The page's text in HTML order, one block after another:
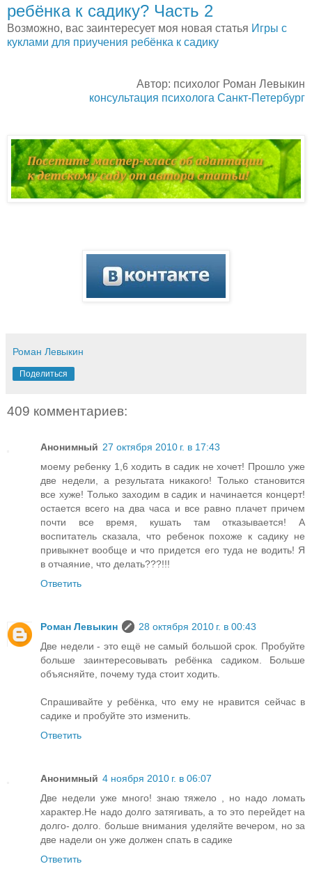
ребёнка к садику? Часть 2
Возможно, вас заинтересует моя новая статья Игры с
куклами для приучения ребёнка к садику
Автор: психолог Роман Левыкин
консультация психолога Санкт-Петербург
Роман Левыкин
Поделиться
409 комментариев:
Анонимный 27 октября 2010 г. в 17:43
моему ребенку 1,6 ходить в садик не хочет! Прошло уже
две недели, а результата никакого! Только становится
все хуже! Только заходим в садик и начинается концерт!
остается всего на два часа и все равно плачет причем
почти все время, кушать там отказывается! А
воспитатель сказала, что ребенок похоже к садику не
привыкнет вообще и что придется его туда не водить! Я
в отчаяние, что делать???!!!
Ответить
Роман Левыкин
28 октября 2010 г. в 00:43
Две недели - это ещё не самый большой срок. Пробуйте
больше заинтересовывать ребёнка садиком. Больше
объясняйте, почему туда стоит ходить.
Спрашивайте у ребёнка, что ему не нравится сейчас в
садике и пробуйте это изменить.
Ответить
Анонимный 4 ноября 2010 г. в 06:07
Две недели уже много! знаю тяжело , но надо ломать
характер.Не надо долго затягивать, а то это перейдет на
долго- долго. больше внимания уделяйте вечером, но за
две надели он уже должен спать в садике
Ответить